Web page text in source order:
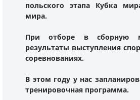
польского этапа Кубка
мира.
При отборе в сборную
результаты выступления
соревнованиях.
В этом году у нас
тренировочная программа.